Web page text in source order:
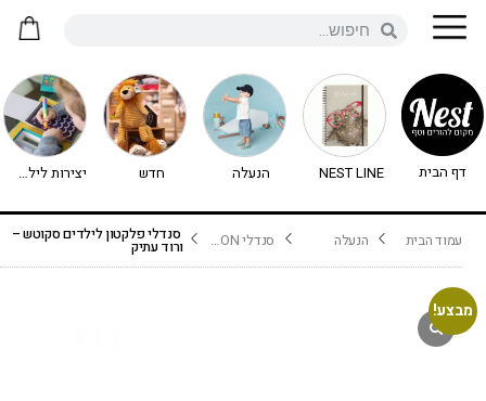
דף הבית NEST LINE הנעלה חדש יצירות לילדים - יצירה לילדים
עמוד הבית הנעלה סנדלי PLAKTON סנדלי פלקטון לילדים סקוטש –
ורוד עתיק
מבצע!